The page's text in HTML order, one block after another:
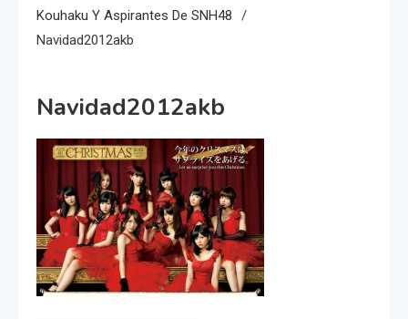
Kouhaku Y Aspirantes De SNH48
Navidad2012akb
Navidad2012akb